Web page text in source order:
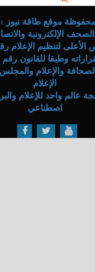
موقع طاقة نيوز
الصحف الإلكترونية
والإعلام والمجلس
الإعلام
عالم واحد للإعلام
اصطناعي